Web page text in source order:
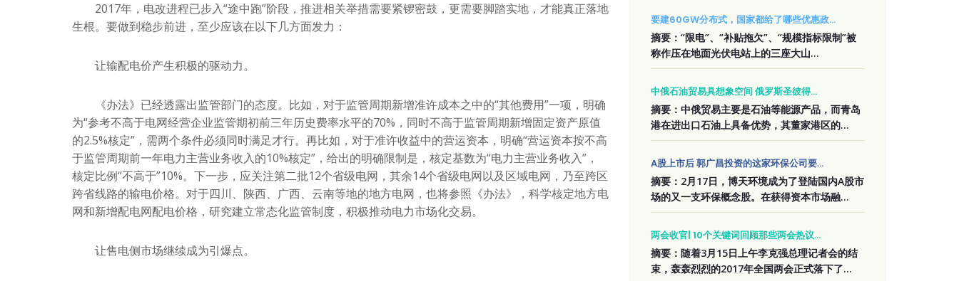
2017年，电改进程已步入“途中跑”阶段，推进相关举措需要紧锣密鼓，更需要脚踏实地，才能真正落地
生根。要做到稳步前进，至少应该在以下几方面发力：
让输配电价产生积极的驱动力。
《办法》已经透露出监管部门的态度。比如，对于监管周期新增准许成本之中的“其他费用”一项，明确
为“参考不高于电网经营企业监管期初前三年历史费率水平的70%，同时不高于监管周期新增固定资产原值
的2.5%核定”，需两个条件必须同时满足才行。再比如，对于准许收益中的营运资本，明确“营运资本按不高
于监管周期前一年电力主营业务收入的10%核定”，给出的明确限制是，核定基数为“电力主营业务收入”，
核定比例“不高于”10%。下一步，应关注第二批12个省级电网，其余14个省级电网以及区域电网，乃至跨区
跨省线路的输电价格。对于四川、陕西、广西、云南等地的地方电网，也将参照《办法》，科学核定地方电
网和新增配电网配电价格，研究建立常态化监管制度，积极推动电力市场化交易。
让售电侧市场继续成为引爆点。
要建60GW分布式，国家都给了哪些优惠政...
摘要：“限电”、“补贴拖欠”、“规模指标限制”被
称作压在地面光伏电站上的三座大山...
中俄石油贸易具想象空间 俄罗斯圣彼得...
摘要：中俄贸易主要是石油等能源产品，而青岛
港在进出口石油上具备优势，其董家港区的...
A股上市后 郭广昌投资的这家环保公司要...
摘要：2月17日，博天环境成为了登陆国内A股市
场的又一支环保概念股。在获得资本市场融...
两会收官| 10个关键词回顾那些两会热议...
摘要：随着3月15日上午李克强总理记者会的结
束，轰轰烈烈的2017年全国两会正式落下了...